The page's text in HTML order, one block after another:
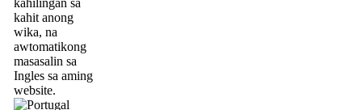
kahilingan sa
kahit anong
wika, na
awtomatikong
masasalin sa
Ingles sa aming
website.